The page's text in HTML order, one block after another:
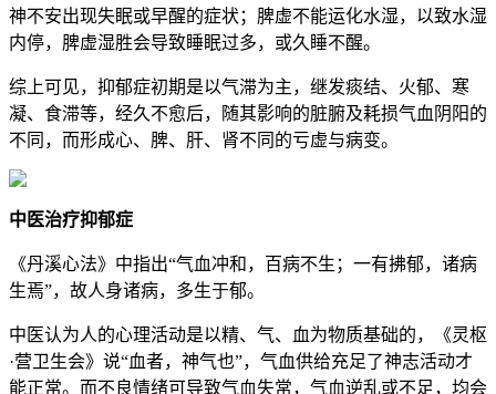
神不安出现失眠或早醒的症状；脾虚不能运化水湿，以致水湿
内停，脾虚湿胜会导致睡眠过多，或久睡不醒。
综上可见，抑郁症初期是以气滞为主，继发痰结、火郁、寒
凝、食滞等，经久不愈后，随其影响的脏腑及耗损气血阴阳的
不同，而形成心、脾、肝、肾不同的亏虚与病变。
中医治疗抑郁症
《丹溪心法》中指出“气血冲和，百病不生；一有拂郁，诸病
生焉”，故人身诸病，多生于郁。
中医认为人的心理活动是以精、气、血为物质基础的，《灵枢
·营卫生会》说“血者，神气也”，气血供给充足了神志活动才
能正常。而不良情绪可导致气血失常，气血逆乱或不足，均会